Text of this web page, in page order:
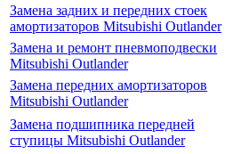
Замена задних и передних стоек
амортизаторов Mitsubishi Outlander
Замена и ремонт пневмоподвески
Mitsubishi Outlander
Замена передних амортизаторов
Mitsubishi Outlander
Замена подшипника передней
ступицы Mitsubishi Outlander